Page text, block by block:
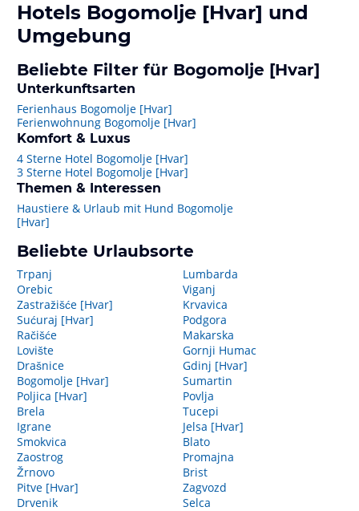
Hotels Bogomolje [Hvar] und
Umgebung
Beliebte Filter für Bogomolje [Hvar]
Unterkunftsarten
Ferienhaus Bogomolje [Hvar]
Ferienwohnung Bogomolje [Hvar]
Komfort & Luxus
4 Sterne Hotel Bogomolje [Hvar]
3 Sterne Hotel Bogomolje [Hvar]
Themen & Interessen
Haustiere & Urlaub mit Hund Bogomolje
[Hvar]
Beliebte Urlaubsorte
Trpanj
Orebic
Zastražišće [Hvar]
Sućuraj [Hvar]
Račišće
Lovište
Drašnice
Bogomolje [Hvar]
Poljica [Hvar]
Brela
Igrane
Smokvica
Zaostrog
Žrnovo
Pitve [Hvar]
Drvenik
Lumbarda
Viganj
Krvavica
Podgora
Makarska
Gornji Humac
Gdinj [Hvar]
Sumartin
Povlja
Tucepi
Jelsa [Hvar]
Blato
Promajna
Brist
Zagvozd
Selca